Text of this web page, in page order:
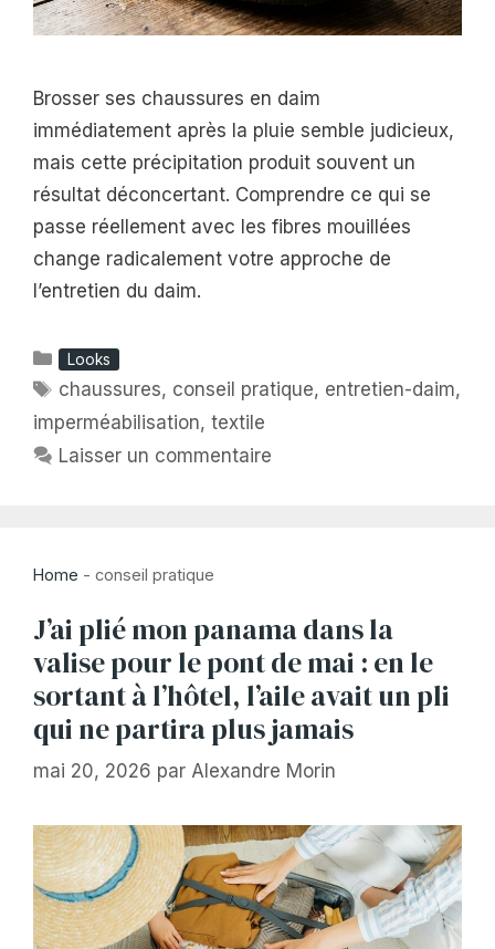
Brosser ses chaussures en daim
immédiatement après la pluie semble judicieux,
mais cette précipitation produit souvent un
résultat déconcertant. Comprendre ce qui se
passe réellement avec les fibres mouillées
change radicalement votre approche de
l’entretien du daim.
Catégories
Looks
Étiquettes
chaussures, conseil pratique, entretien-daim,
imperméabilisation, textile
Laisser un commentaire
Home - conseil pratique
J’ai plié mon panama dans la
valise pour le pont de mai : en le
sortant à l’hôtel, l’aile avait un pli
qui ne partira plus jamais
mai 20, 2026 par Alexandre Morin